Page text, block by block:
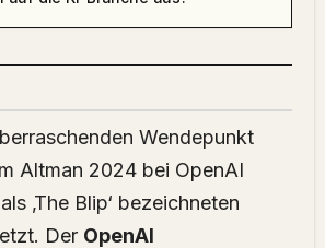
Wendepunkt
Altman 2024 bei OpenAI
‚The Blip‘ bezeichneten
Der OpenAI